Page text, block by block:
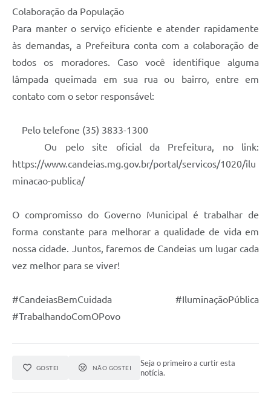
Transparência dos recursos municipais empregado no
combate à pandemia do COVID -19
Lei Aldir Blanc
RELATÓRIO ESPORTE MUNICIPAL 2025
Colaboração da População
Para manter o serviço eficiente e atender rapidamente
às demandas, a Prefeitura conta com a colaboração de
todos os moradores. Caso você identifique alguma
lâmpada queimada em sua rua ou bairro, entre em
contato com o setor responsável:
Pelo telefone (35) 3833-1300
Ou pelo site oficial da Prefeitura, no link:
https://www.candeias.mg.gov.br/portal/servicos/1020/ilu
minacao-publica/
O compromisso do Governo Municipal é trabalhar de
forma constante para melhorar a qualidade de vida em
nossa cidade. Juntos, faremos de Candeias um lugar cada
vez melhor para se viver!
#CandeiasBemCuidada #IluminaçãoPública
#TrabalhandoComOPovo
GOSTEI NÃO GOSTEI
Seja o primeiro a curtir esta
notícia.